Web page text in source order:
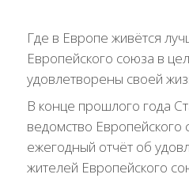
Где в Европе живётся
Европейского союза в
удовлетворены своей
В конце прошлого года
ведомство Европейского
ежегодный отчёт об
жителей Европейского